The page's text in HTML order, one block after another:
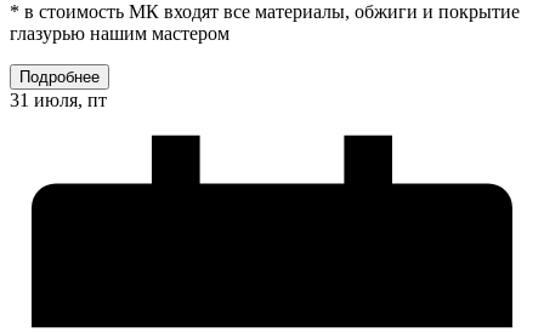
* в стоимость МК входят все материалы, обжиги и покрытие
глазурью нашим мастером
Подробнее
31 июля, пт